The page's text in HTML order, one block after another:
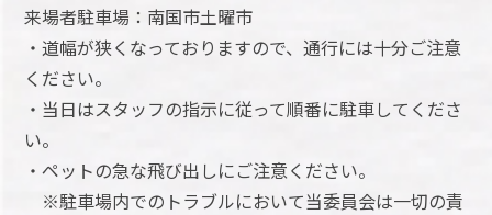
来場者駐車場：南国市土曜市
・道幅が狭くなっておりますので、通行には十分ご注意
ください。
・当日はスタッフの指示に従って順番に駐車してくださ
い。
・ペットの急な飛び出しにご注意ください。
※駐車場内でのトラブルにおいて当委員会は一切の責